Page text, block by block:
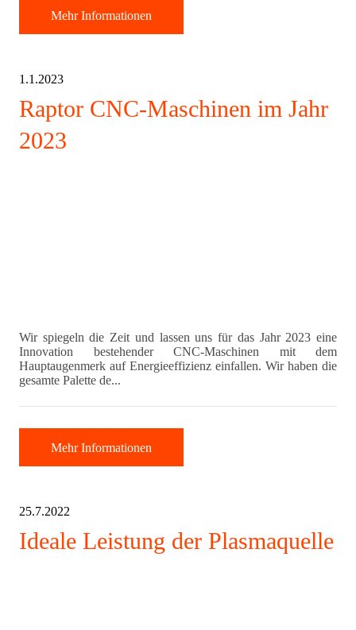
Mehr Informationen
1.1.2023
Raptor CNC-Maschinen im Jahr
2023
Wir spiegeln die Zeit und lassen uns für das Jahr 2023 eine
Innovation bestehender CNC-Maschinen mit dem
Hauptaugenmerk auf Energieeffizienz einfallen. Wir haben die
gesamte Palette de...
Mehr Informationen
25.7.2022
Ideale Leistung der Plasmaquelle